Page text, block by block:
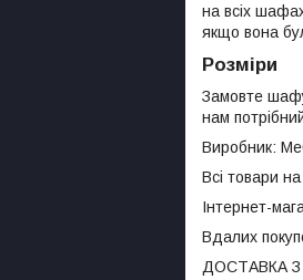
на всіх
якщо вона
Розміри
Замовте
нам
Виробник:
Всі товари
Інтернет-
Вдалих
ДОСТАВКА З